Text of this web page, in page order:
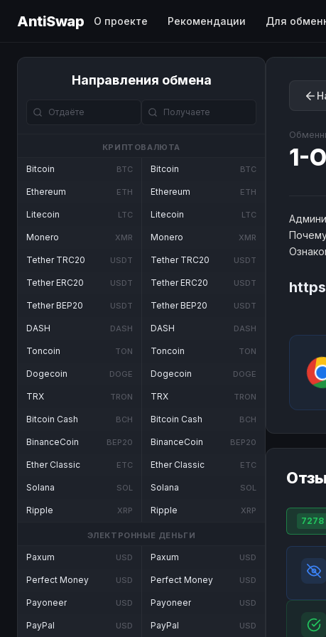
AntiSwap О проекте Рекомендации Для
Направления обмена
КРИПТОВАЛЮТА
Bitcoin BTC
Ethereum ETH
Litecoin LTC
Monero XMR
Tether TRC20 USDT
Tether ERC20 USDT
Tether BEP20 USDT
DASH DASH
Toncoin TON
Dogecoin DOGE
TRX TRON
Bitcoin Cash BCH
BinanceCoin BEP20
Ether Classic ETC
Solana SOL
Ripple XRP
Bitcoin BTC
Ethereum ETH
Litecoin LTC
Monero XMR
Tether TRC20 USDT
Tether ERC20 USDT
Tether BEP20 USDT
DASH DASH
Toncoin TON
Dogecoin DOGE
TRX TRON
Bitcoin Cash BCH
BinanceCoin BEP20
Ether Classic ETC
Solana SOL
Ripple XRP
ЭЛЕКТРОННЫЕ ДЕНЬГИ
Paxum USD
Perfect Money USD
Payoneer USD
PayPal USD
Paxum USD
Perfect Money USD
Payoneer USD
PayPal USD
1-
7278